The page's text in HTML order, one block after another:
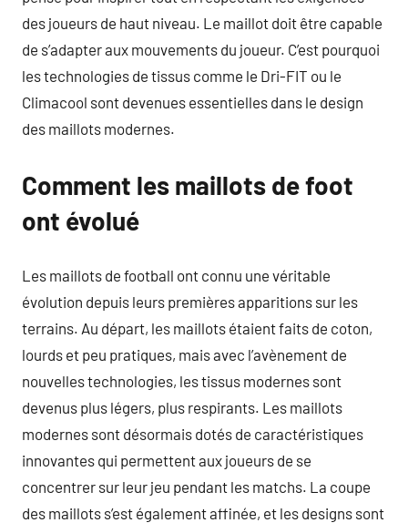
des joueurs de haut niveau. Le maillot doit être capable
de s’adapter aux mouvements du joueur. C’est pourquoi
les technologies de tissus comme le Dri-FIT ou le
Climacool sont devenues essentielles dans le design
des maillots modernes.
Comment les maillots de foot
ont évolué
Les maillots de football ont connu une véritable
évolution depuis leurs premières apparitions sur les
terrains. Au départ, les maillots étaient faits de coton,
lourds et peu pratiques, mais avec l’avènement de
nouvelles technologies, les tissus modernes sont
devenus plus légers, plus respirants. Les maillots
modernes sont désormais dotés de caractéristiques
innovantes qui permettent aux joueurs de se
concentrer sur leur jeu pendant les matchs. La coupe
des maillots s’est également affinée, et les designs sont